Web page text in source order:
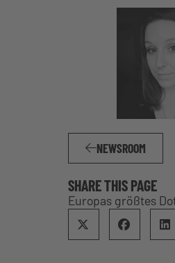
NEWSROOM
SHARE THIS PAGE
Europas größtes